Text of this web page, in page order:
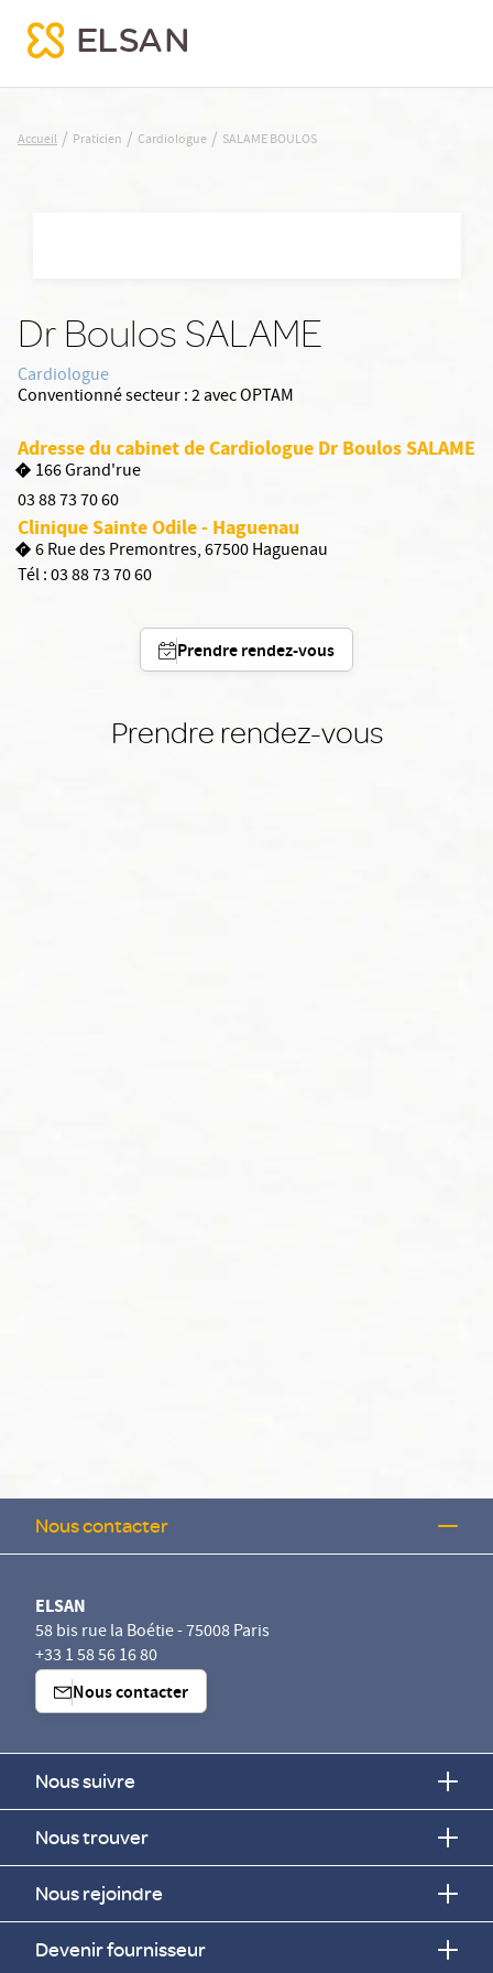
SALAME BOULOS
Accueil / Praticien / Cardiologue / SALAME BOULOS
Dr Boulos SALAME
Cardiologue
Conventionné secteur :2 avec OPTAM
Adresse du cabinet de Cardiologue Dr Boulos SALAME
166 Grand'rue
03 88 73 70 60
Clinique Sainte Odile - Haguenau
6 Rue des Premontres, 67500 Haguenau
Tél :03 88 73 70 60
Prendre rendez-vous
Prendre rendez-vous
Nous contacter
ELSAN
58 bis rue la Boétie - 75008 Paris
+33 1 58 56 16 80
Nous contacter
Nous suivre
Nous trouver
Nous rejoindre
Devenir fournisseur